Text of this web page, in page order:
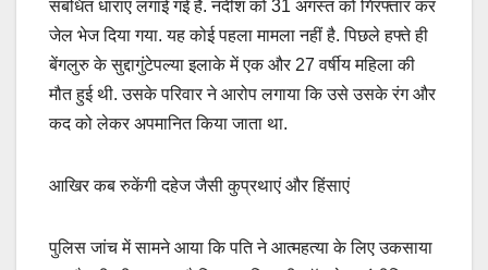
संबंधित धाराएं लगाई गई हैं. नंदीश को 31 अगस्त को गिरफ्तार कर
जेल भेज दिया गया. यह कोई पहला मामला नहीं है. पिछले हफ्ते ही
बेंगलुरु के सुद्दागुंटेपल्या इलाके में एक और 27 वर्षीय महिला की
मौत हुई थी. उसके परिवार ने आरोप लगाया कि उसे उसके रंग और
कद को लेकर अपमानित किया जाता था.
आखिर कब रुकेंगी दहेज जैसी कुप्रथाएं और हिंसाएं
पुलिस जांच में सामने आया कि पति ने आत्महत्या के लिए उकसाया